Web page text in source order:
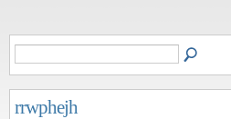
rrwphejh